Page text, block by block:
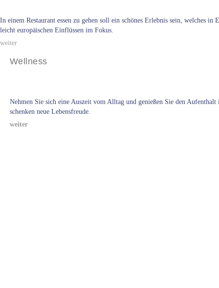
In einem Restaurant essen zu gehen soll ein schönes Erlebnis sein, welches
leicht europäischen Einflüssen im Fokus.
weiter
Wellness
Nehmen Sie sich eine Auszeit vom Alltag und genießen Sie den
schenken neue Lebensfreude.
weiter